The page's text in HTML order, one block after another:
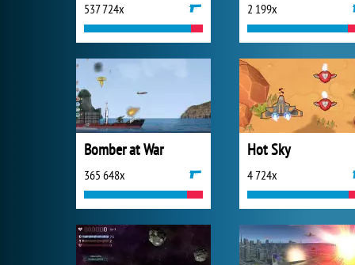
537 724x 2 199x
Bomber at War
365 648x
Hot Sky
4 724x